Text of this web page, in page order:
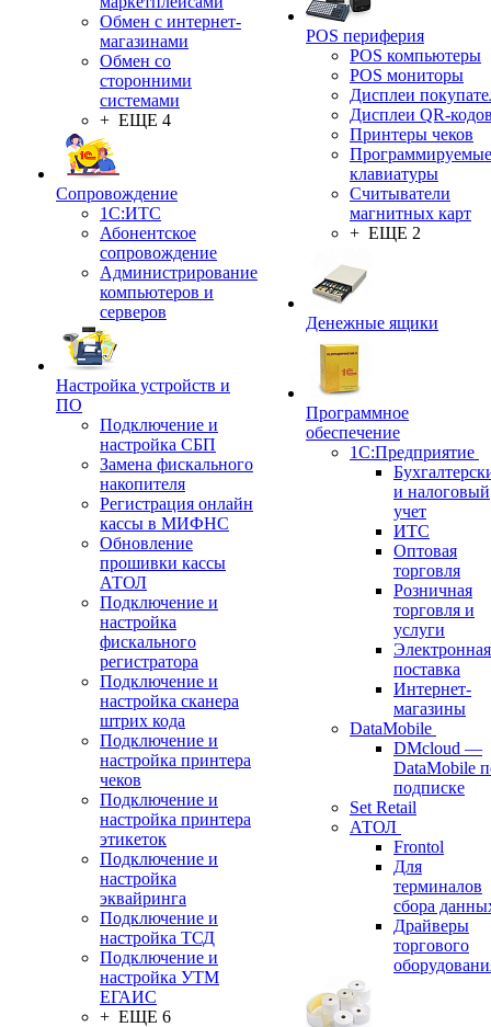
Обмен с интернет-
магазинами
Обмен со
сторонними
системами
+ ЕЩЕ 4
Сопровождение
1C:ИТС
Абонентское
сопровождение
Администрирование
компьютеров и
серверов
Настройка устройств и
ПО
Подключение и
настройка СБП
Замена фискального
накопителя
Регистрация онлайн
кассы в МИФНС
Обновление
прошивки кассы
АТОЛ
Подключение и
настройка
фискального
регистратора
Подключение и
настройка сканера
штрих кода
Подключение и
настройка принтера
чеков
Подключение и
настройка принтера
этикеток
Подключение и
настройка
эквайринга
Подключение и
настройка ТСД
Подключение и
настройка УТМ
ЕГАИС
+ ЕЩЕ 6
POS периферия
POS компьютеры
POS мониторы
Дисплеи
Дисплеи QR-
Принтеры чеков
Программируемые
клавиатуры
Считыватели
магнитных карт
+ ЕЩЕ 2
Денежные ящики
Программное
обеспечение
1С:Предприятие
и налоговый
учет
ИТС
Оптовая
торговля
Розничная
торговля и
услуги
Электронная
поставка
Интернет-
магазины
DataMobile
DMcloud —
DataMobile
подписке
Set Retail
АТОЛ
Frontol
Для
терминалов
сбора
Драйверы
торгового